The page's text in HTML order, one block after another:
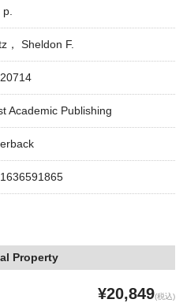
， Sheldon F.
Academic Publishing
Property
¥20,849(税込)